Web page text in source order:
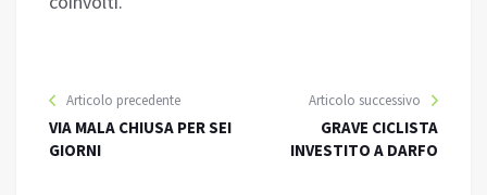
Articolo precedente
VIA MALA CHIUSA PER SEI
GIORNI
Articolo successivo
GRAVE CICLISTA
INVESTITO A DARFO